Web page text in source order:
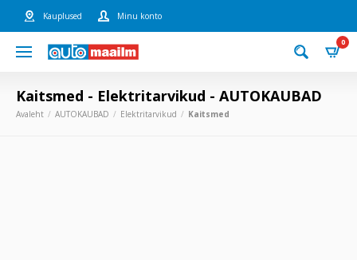
Kauplused Minu konto
0
Kaitsmed - Elektritarvikud - AUTOKAUBAD
Avaleht AUTOKAUBAD Elektritarvikud Kaitsmed